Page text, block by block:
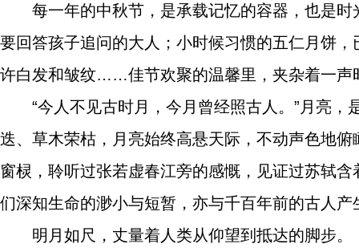
每一年的中秋节，是承载记忆的容器，也是
要回答孩子追问的大人；小时候习惯的五仁月饼
许白发和皱纹……佳节欢聚的温馨里，夹杂着一声
“今人不见古时月，今月曾经照古人。”月亮
迭、草木荣枯，月亮始终高悬天际，不动声色地
窗棂，聆听过张若虚春江旁的感慨，见证过苏轼
们深知生命的渺小与短暂，亦与千百年前的古人
明月如尺，丈量着人类从仰望到抵达的脚步。